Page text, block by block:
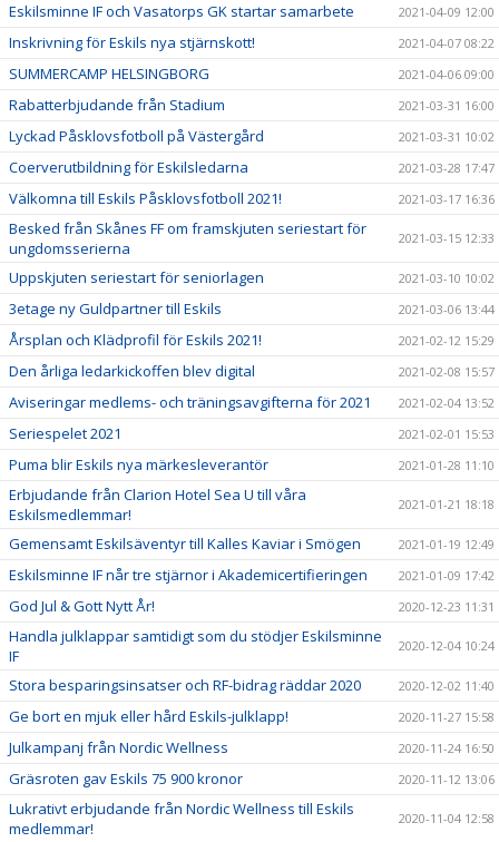
Eskilsminne IF och Vasatorps GK startar samarbete 2021-04-09 12:00
Inskrivning för Eskils nya stjärnskott! 2021-04-07 08:22
SUMMERCAMP HELSINGBORG 2021-04-06 09:00
Rabatterbjudande från Stadium 2021-03-31 16:00
Lyckad Påsklovsfotboll på Västergård 2021-03-31 10:02
Coerverutbildning för Eskilsledarna 2021-03-28 17:47
Välkomna till Eskils Påsklovsfotboll 2021! 2021-03-17 16:36
Besked från Skånes FF om framskjuten seriestart för
ungdomsserierna
2021-03-15 12:33
Uppskjuten seriestart för seniorlagen 2021-03-10 10:02
3etage ny Guldpartner till Eskils 2021-03-06 13:44
Årsplan och Klädprofil för Eskils 2021! 2021-02-12 15:29
Den årliga ledarkickoffen blev digital 2021-02-08 15:57
Aviseringar medlems- och träningsavgifterna för 2021 2021-02-04 13:52
Seriespelet 2021 2021-02-01 15:53
Puma blir Eskils nya märkesleverantör 2021-01-28 11:10
Erbjudande från Clarion Hotel Sea U till våra
Eskilsmedlemmar!
2021-01-21 18:18
Gemensamt Eskilsäventyr till Kalles Kaviar i Smögen 2021-01-19 12:49
Eskilsminne IF når tre stjärnor i Akademicertifieringen 2021-01-09 17:42
God Jul & Gott Nytt År! 2020-12-23 11:31
Handla julklappar samtidigt som du stödjer Eskilsminne
IF
2020-12-04 10:24
Stora besparingsinsatser och RF-bidrag räddar 2020 2020-12-02 11:40
Ge bort en mjuk eller hård Eskils-julklapp! 2020-11-27 15:58
Julkampanj från Nordic Wellness 2020-11-24 16:50
Gräsroten gav Eskils 75 900 kronor 2020-11-12 13:06
Lukrativt erbjudande från Nordic Wellness till Eskils
medlemmar!
2020-11-04 12:58